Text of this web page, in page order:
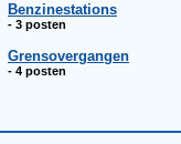
Benzinestations
- 3 posten
Grensovergangen
- 4 posten